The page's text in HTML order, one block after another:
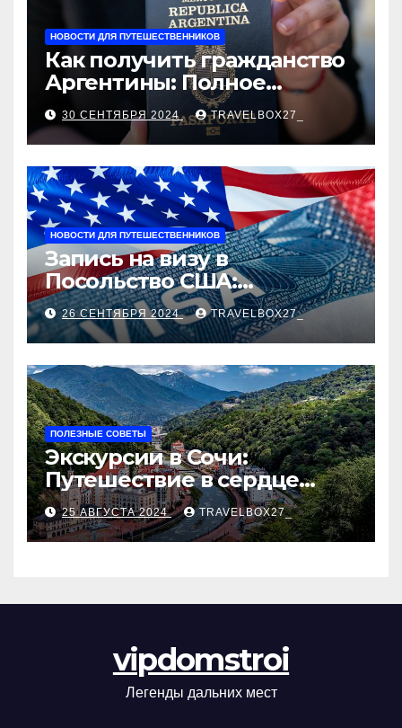
НОВОСТИ ДЛЯ ПУТЕШЕСТВЕННИКОВ
Как получить гражданство
Аргентины: Полное
руководство
30 СЕНТЯБРЯ 2024 TRAVELBOX27_
НОВОСТИ ДЛЯ ПУТЕШЕСТВЕННИКОВ
Запись на визу в
Посольство США:
Пошаговое руководство
26 СЕНТЯБРЯ 2024 TRAVELBOX27_
ПОЛЕЗНЫЕ СОВЕТЫ
Экскурсии в Сочи:
Путешествие в сердце
Черноморского курорта
25 АВГУСТА 2024 TRAVELBOX27_
vipdomstroi
Легенды дальних мест